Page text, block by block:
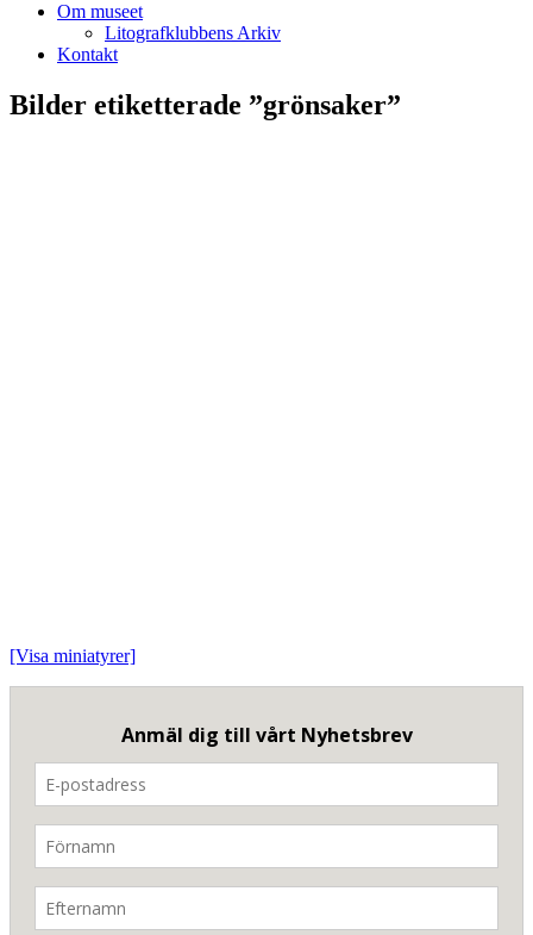
Om museet
Litografklubbens Arkiv
Kontakt
Bilder etiketterade ”grönsaker”
[Visa miniatyrer]